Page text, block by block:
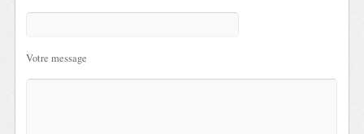
Votre message